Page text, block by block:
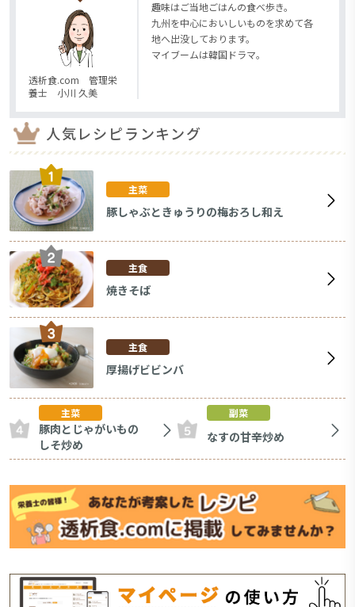
透析食.com 管理栄
養士 小川 久美
趣味はご当地ごはんの食べ歩き。
九州を中心においしいものを求めて各
地へ出没しております。
マイブームは韓国ドラマ。
人気レシピランキング
主菜
豚しゃぶときゅうりの梅おろし和え
主食
焼きそば
主食
厚揚げビビンバ
主菜
豚肉とじゃがいもの
しそ炒め
副菜
なすの甘辛炒め